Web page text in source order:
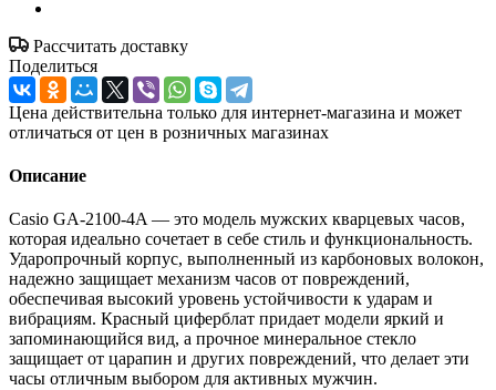
Рассчитать доставку
Поделиться
Цена действительна только для интернет-магазина и может
отличаться от цен в розничных магазинах
Описание
Casio GA-2100-4A — это модель мужских кварцевых часов,
которая идеально сочетает в себе стиль и функциональность.
Ударопрочный корпус, выполненный из карбоновых волокон,
надежно защищает механизм часов от повреждений,
обеспечивая высокий уровень устойчивости к ударам и
вибрациям. Красный циферблат придает модели яркий и
запоминающийся вид, а прочное минеральное стекло
защищает от царапин и других повреждений, что делает эти
часы отличным выбором для активных мужчин.